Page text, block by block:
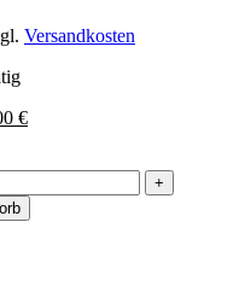
Versandkosten
€Aktueller